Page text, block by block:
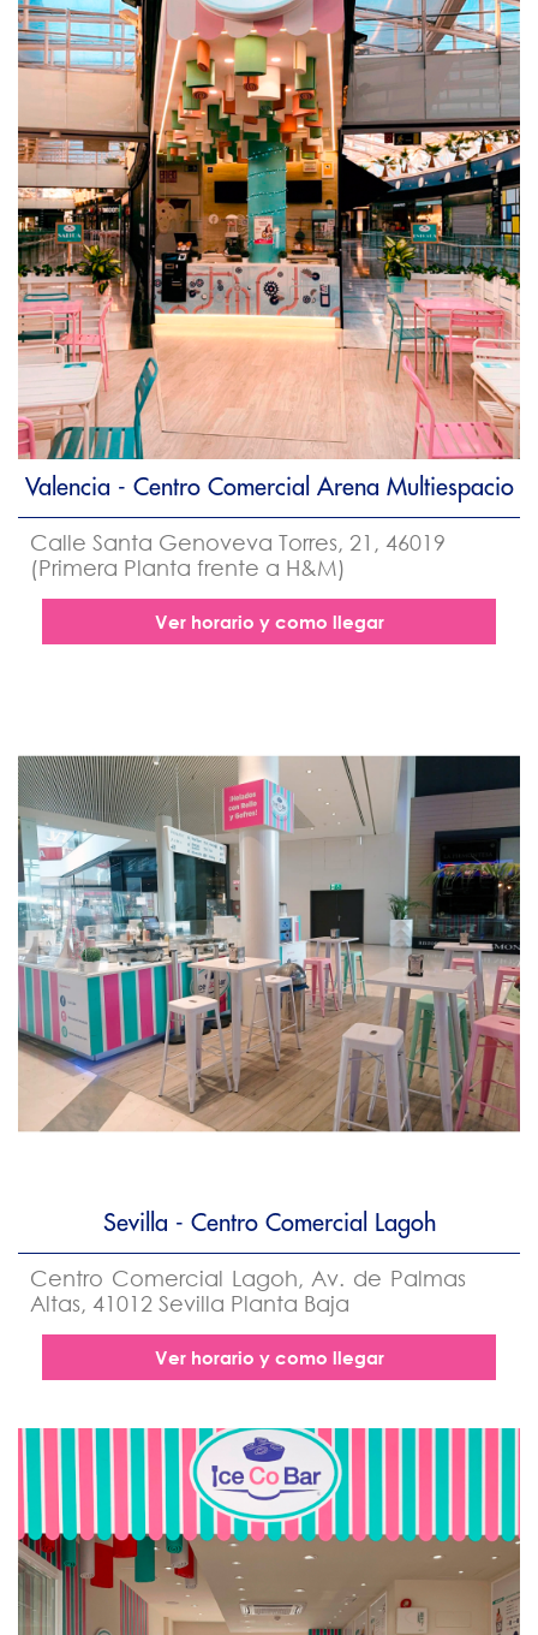
Valencia - Centro Comercial Arena Multiespacio
Calle Santa Genoveva Torres, 21, 46019
(Primera Planta frente a H&M)
Ver horario y como llegar
Sevilla - Centro Comercial Lagoh
Centro Comercial Lagoh, Av. de Palmas
Altas, 41012 Sevilla Planta Baja
Ver horario y como llegar